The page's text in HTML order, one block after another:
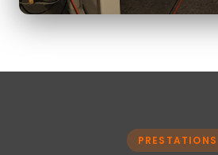
PRESTATIONS